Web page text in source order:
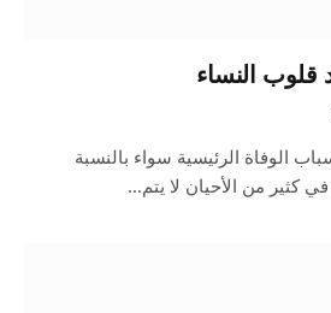
قلوب النساء
الوفاة الرئيسية سواء بالنسبة
في كثير من الأحيان لا يتم…